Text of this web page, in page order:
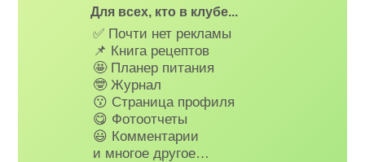
Для всех, кто в клубе...
✅ Почти нет рекламы
📌 Книга рецептов
🤩 Планер питания
🤓 Журнал
😗 Страница профиля
😋 Фотоотчеты
😃 Комментарии
и многое другое…